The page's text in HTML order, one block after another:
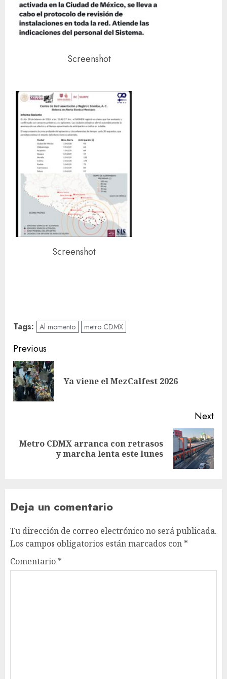
Screenshot
Screenshot
Tags: Al momento metro CDMX
Post
navigation
Previous
Ya viene el MezCalfest 2026
Next
Next
Metro CDMX arranca con retrasos
y marcha lenta este lunes
Deja un comentario
Tu dirección de correo electrónico no será publicada.
Los campos obligatorios están marcados con *
Comentario *